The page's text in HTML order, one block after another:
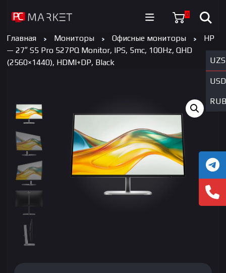
0
UZS
USD
RUB
Главная Мониторы Офисные мониторы
HP
— 27″ S5 Pro 527PQ Monitor, IPS, 5mc, 100Hz, QHD
(2560×1440), HDMI+DP, Black